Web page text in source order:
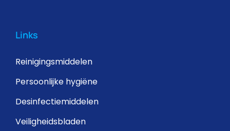
Links
Reinigingsmiddelen
Persoonlijke hygiëne
Desinfectiemiddelen
Veiligheidsbladen